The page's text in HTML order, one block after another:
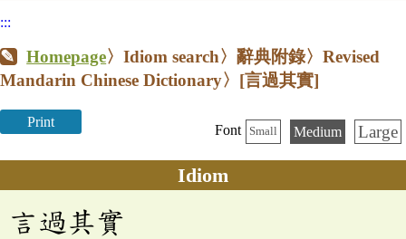
:::
Homepage〉Idiom search〉辭典附錄〉Revised
Mandarin Chinese Dictionary〉 [言過其實]
Print
Font Small Medium Large
Idiom
言過其實